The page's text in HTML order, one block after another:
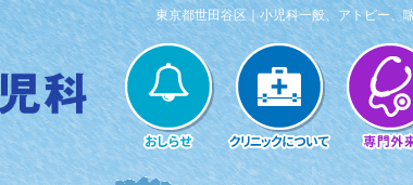
東京都世田谷区｜小児科一般、アトピー、